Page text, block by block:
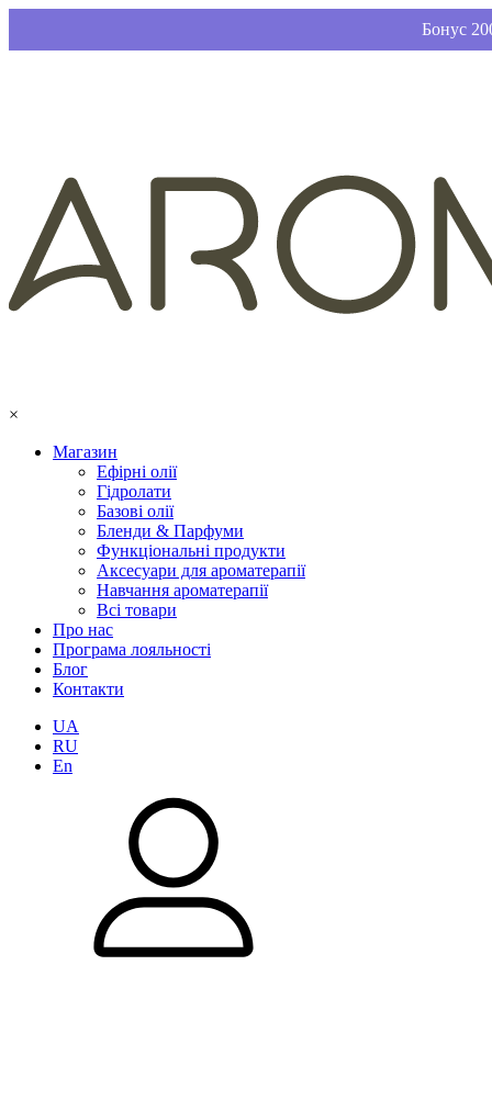
Бонус
×
Магазин
Ефірні олії
Гідролати
Базові олії
Бленди & Парфуми
Функціональні продукти
Аксесуари для ароматерапії
Навчання ароматерапії
Всі товари
Про нас
Програма лояльності
Блог
Контакти
UA
RU
En